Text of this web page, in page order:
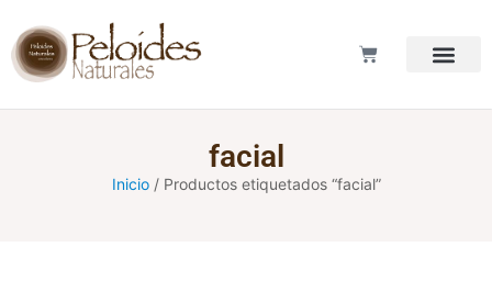
facial
Inicio/ Productos etiquetados “facial”